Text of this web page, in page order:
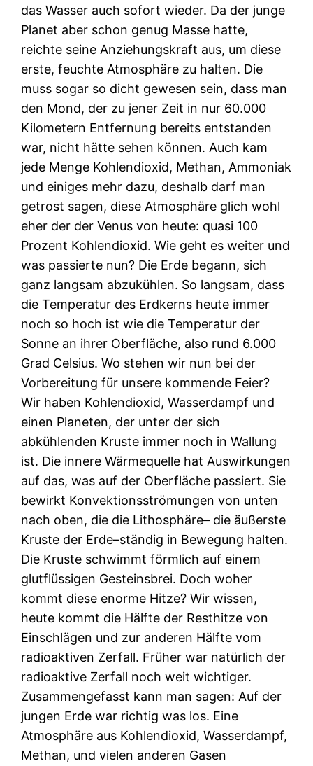
das Wasser auch sofort wieder. Da der junge
Planet aber schon genug Masse hatte,
reichte seine Anziehungskraft aus, um diese
erste, feuchte Atmosphäre zu halten. Die
muss sogar so dicht gewesen sein, dass man
den Mond, der zu jener Zeit in nur 60.000
Kilometern Entfernung bereits entstanden
war, nicht hätte sehen können. Auch kam
jede Menge Kohlendioxid, Methan, Ammoniak
und einiges mehr dazu, deshalb darf man
getrost sagen, diese Atmosphäre glich wohl
eher der der Venus von heute: quasi 100
Prozent Kohlendioxid. Wie geht es weiter und
was passierte nun? Die Erde begann, sich
ganz langsam abzukühlen. So langsam, dass
die Temperatur des Erdkerns heute immer
noch so hoch ist wie die Temperatur der
Sonne an ihrer Oberfläche, also rund 6.000
Grad Celsius. Wo stehen wir nun bei der
Vorbereitung für unsere kommende Feier?
Wir haben Kohlendioxid, Wasserdampf und
einen Planeten, der unter der sich
abkühlenden Kruste immer noch in Wallung
ist. Die innere Wärmequelle hat Auswirkungen
auf das, was auf der Oberfläche passiert. Sie
bewirkt Konvektionsströmungen von unten
nach oben, die die Lithosphäre– die äußerste
Kruste der Erde–ständig in Bewegung halten.
Die Kruste schwimmt förmlich auf einem
glutflüssigen Gesteinsbrei. Doch woher
kommt diese enorme Hitze? Wir wissen,
heute kommt die Hälfte der Resthitze von
Einschlägen und zur anderen Hälfte vom
radioaktiven Zerfall. Früher war natürlich der
radioaktive Zerfall noch weit wichtiger.
Zusammengefasst kann man sagen: Auf der
jungen Erde war richtig was los. Eine
Atmosphäre aus Kohlendioxid, Wasserdampf,
Methan, und vielen anderen Gasen